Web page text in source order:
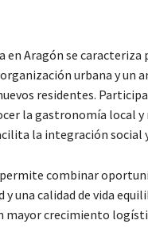
en Aragón se caracteriza
urbana y un
residentes.
la gastronomía local y
la integración social
combinar
y una calidad de vida
mayor crecimiento